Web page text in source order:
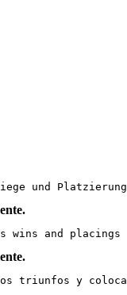
und
wins and
triunfos y